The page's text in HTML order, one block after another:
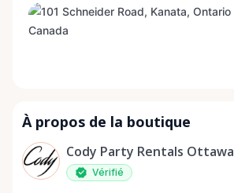
À propos de la boutique
Cody Party Rentals Ottawa
Vérifié